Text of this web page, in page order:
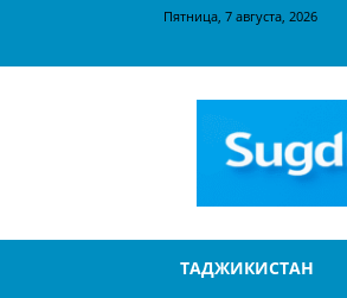
Пятница, 7 августа, 2026
ТАДЖИКИСТАН